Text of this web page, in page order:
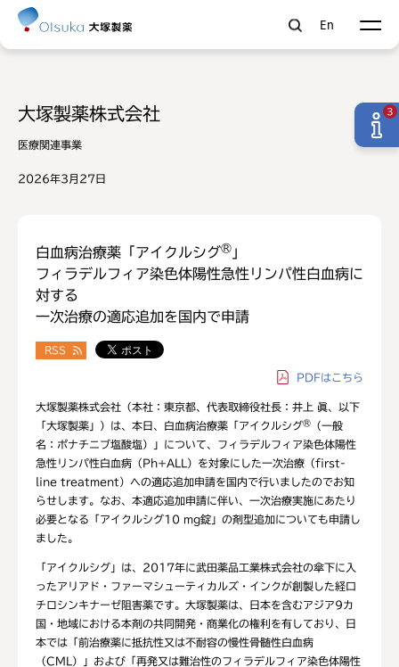
En
大塚製薬株式会社
医療関連事業
2026年3月27日
白血病治療薬「アイクルシグ® 」
フィラデルフィア染色体陽性急性リンパ性白血病に
対する
一次治療の適応追加を国内で申請
RSS
PDFはこちら
大塚製薬株式会社（本社：東京都、代表取締役社長：井上 眞、以下
「大塚製薬」）は、本日、白血病治療薬「アイクルシグ®
（一般
名：ポナチニブ塩酸塩）」について、フィラデルフィア染色体陽性
急性リンパ性白血病（Ph+ALL）を対象にした一次治療（first-
line treatment）への適応追加申請を国内で行いましたのでお知
らせします。なお、本適応追加申請に伴い、一次治療実施にあたり
必要となる「アイクルシグ10 mg錠」の剤型追加についても申請し
ました。
「アイクルシグ」は、2017年に武田薬品工業株式会社の傘下に入
ったアリアド・ファーマシューティカルズ・インクが創製した経口
チロシンキナーゼ阻害薬です。大塚製薬は、日本を含むアジア9カ
国・地域における本剤の共同開発・商業化の権利を有しており、日
本では「前治療薬に抵抗性又は不耐容の慢性骨髄性白血病
（CML）」および「再発又は難治性のフィラデルフィア染色体陽性
3